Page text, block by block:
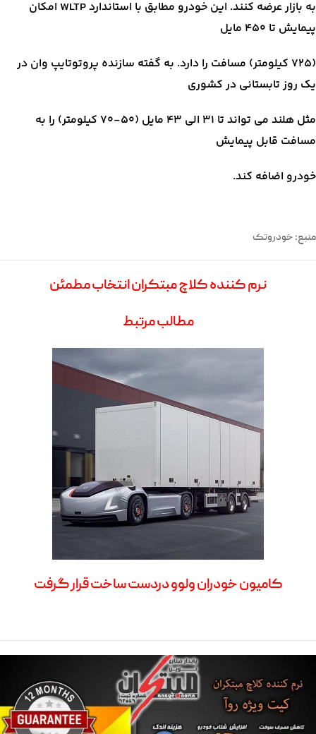
به بازار عرضه کنند. این خودرو مطابق با استاندارد WLTP امکان
پیمایش تا ۴۵۰ مایل
(۷۲۵ کیلومتر) مسافت را دارد. به گفته سازنده پروتوتایپ وان در
یک روز تابستانی در کشوری
مثل هلند می تواند تا ۳۱ الی ۴۳ مایل (۵۰-۷۰ کیلومتر) را به
مسافت قابل پیمایش
خودرو اضافه کند.
منبع: خودروتک
نرم کننده کلاچ مبتکران انتخاب مطمئن
مطالب مرتبط
کامیون خودران ولوو دردست ساخت قرار گرفت